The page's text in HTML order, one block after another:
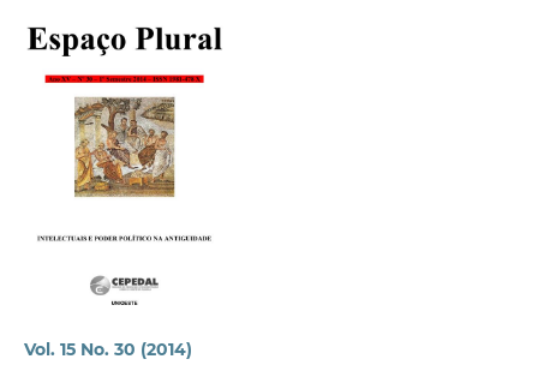
Vol. 15 No. 30 (2014)